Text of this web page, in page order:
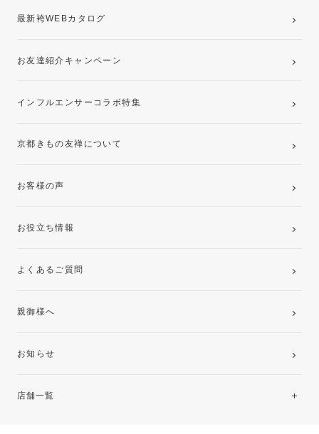
最新袴WEBカタログ
お友達紹介キャンペーン
インフルエンサーコラボ特集
京都きもの友禅について
お客様の声
お役立ち情報
よくあるご質問
親御様へ
お知らせ
店舗一覧